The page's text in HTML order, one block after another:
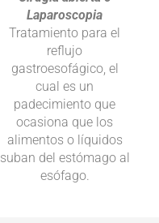
Laparoscopia
Tratamiento para el
reflujo
gastroesofágico, el
cual es un
padecimiento que
ocasiona que los
alimentos o líquidos
suban del estómago al
esófago.